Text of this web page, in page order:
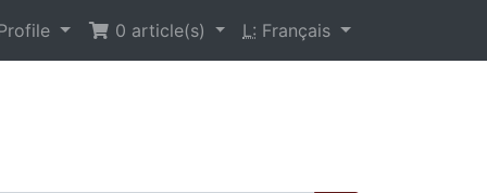
0 article(s) L: Français